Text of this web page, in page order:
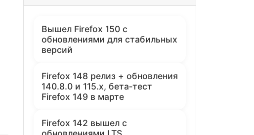
Вышел Firefox 150 с
обновлениями для стабильных
версий
Firefox 148 релиз + обновления
140.8.0 и 115.x, бета‑тест
Firefox 149 в марте
Firefox 142 вышел с